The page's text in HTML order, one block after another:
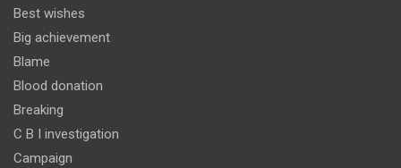
Best wishes
Big achievement
Blame
Blood donation
Breaking
C B I investigation
Campaign